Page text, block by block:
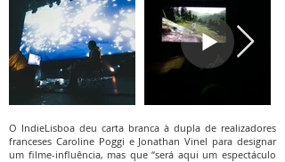
O IndieLisboa deu carta branca à dupla de realizadores
franceses Caroline Poggi e Jonathan Vinel para designar
um filme-influência, mas que “será aqui um espectáculo